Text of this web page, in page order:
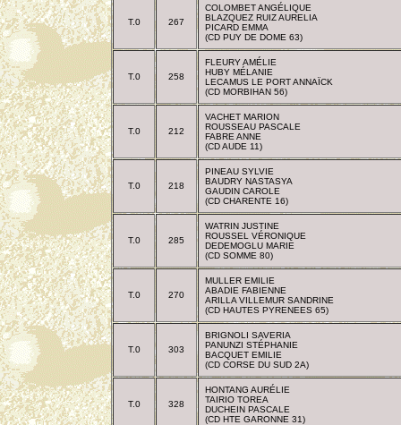
T.0 267
COLOMBET ANGÉLIQUE
BLAZQUEZ RUIZ AURELIA
PICARD EMMA
(CD PUY DE DOME 63)
T.0 258
FLEURY AMÉLIE
HUBY MÉLANIE
LECAMUS LE PORT ANNAÏCK
(CD MORBIHAN 56)
T.0 212
VACHET MARION
ROUSSEAU PASCALE
FABRE ANNE
(CD AUDE 11)
T.0 218
PINEAU SYLVIE
BAUDRY NASTASYA
GAUDIN CAROLE
(CD CHARENTE 16)
T.0 285
WATRIN JUSTINE
ROUSSEL VÉRONIQUE
DEDEMOGLU MARIE
(CD SOMME 80)
T.0 270
MULLER EMILIE
ABADIE FABIENNE
ARILLA VILLEMUR SANDRINE
(CD HAUTES PYRENEES 65)
T.0 303
BRIGNOLI SAVERIA
PANUNZI STÉPHANIE
BACQUET EMILIE
(CD CORSE DU SUD 2A)
T.0 328
HONTANG AURÉLIE
TAIRIO TOREA
DUCHEIN PASCALE
(CD HTE GARONNE 31)